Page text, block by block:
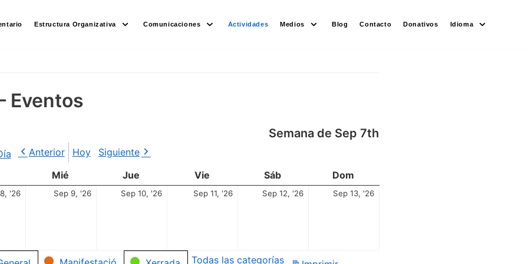
Estructura Organizativa Comunicaciones Actividades Medios Blog Contacto Donativos Idioma
Eventos
Semana de Sep 7th
Anterior Hoy
Siguiente
Mié Jue Vie Sáb Dom
'26 Sep 9, '26 Sep 10, '26 Sep 11, '26 Sep 12, '26 Sep 13, '26
Todas las categorías